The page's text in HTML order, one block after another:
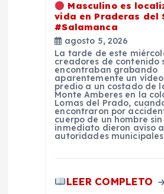
Masculino es
vida en Praderas del
#Salamanca
agosto 5, 2026
La tarde de este
creadores de contenido
encontraban grabando
aparentemente un
predio a un costado de
Monte Amberes en la
Lomas del Prado,
encontraron por
cuerpo de un hombre
inmediato dieron aviso
autoridades
LEER COMPLETO